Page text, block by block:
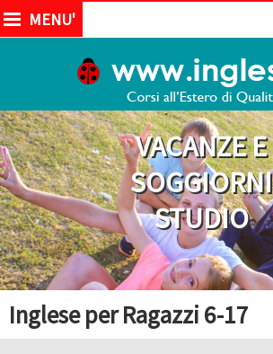
MENU'
VACANZE E
SOGGIORNI
STUDIO
Inglese per Ragazzi 6-17